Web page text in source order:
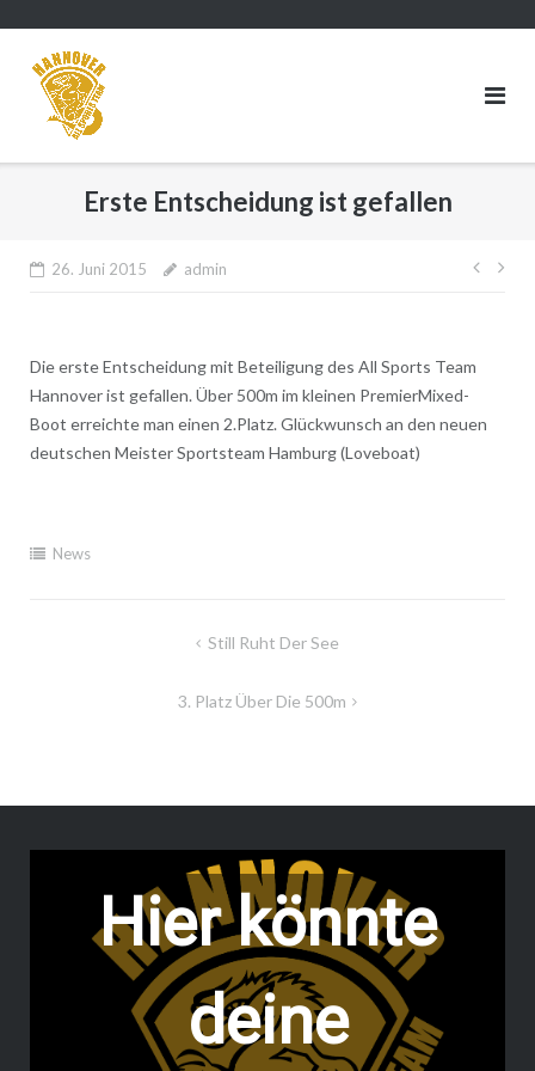
Inhalt
Erste Entscheidung ist gefallen
26. Juni 2015 admin
Die erste Entscheidung mit Beteiligung des All Sports Team
Hannover ist gefallen. Über 500m im kleinen PremierMixed-
Boot erreichte man einen 2.Platz. Glückwunsch an den neuen
deutschen Meister Sportsteam Hamburg (Loveboat)
News
BeitragsnavigationStill Ruht Der See
3. Platz Über Die 500m
Hier könnte
deine